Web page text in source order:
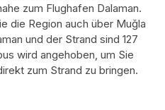
zum Flughafen Dalaman.
die Region auch über Muğla
und der Strand sind 127
wird angehoben, um Sie
zum Strand zu bringen.